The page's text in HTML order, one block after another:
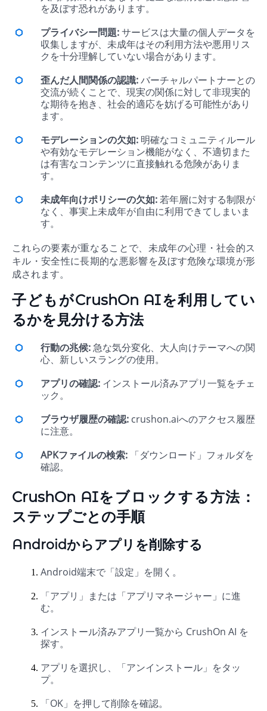
を及ぼす恐れがあります。
プライバシー問題:サービスは大量の個人データを
収集しますが、未成年はその利用方法や悪用リス
クを十分理解していない場合があります。
歪んだ人間関係の認識:バーチャルパートナーとの
交流が続くことで、現実の関係に対して非現実的
な期待を抱き、社会的適応を妨げる可能性があり
ます。
モデレーションの欠如: 明確なコミュニティルール
や有効なモデレーション機能がなく、不適切また
は有害なコンテンツに直接触れる危険がありま
す。
未成年向けポリシーの欠如:若年層に対する制限が
なく、事実上未成年が自由に利用できてしまいま
す。
これらの要素が重なることで、未成年の心理・社会的ス
キル・安全性に長期的な悪影響を及ぼす危険な環境が形
成されます。
子どもがCrushOn AIを利用してい
るかを見分ける方法
行動の兆候:急な気分変化、大人向けテーマへの関
心、新しいスラングの使用。
アプリの確認: インストール済みアプリ一覧をチェ
ック。
ブラウザ履歴の確認: crushon.aiへのアクセス履歴
に注意。
APKファイルの検索: 「ダウンロード」フォルダを
確認。
CrushOn AIをブロックする方法：
ステップごとの手順
Androidからアプリを削除する
Android端末で「設定」を開く。
「アプリ」または「アプリマネージャー」に進
む。
インストール済みアプリ一覧から CrushOn AI を
探す。
アプリを選択し、「アンインストール」をタッ
プ。
「OK」を押して削除を確認。